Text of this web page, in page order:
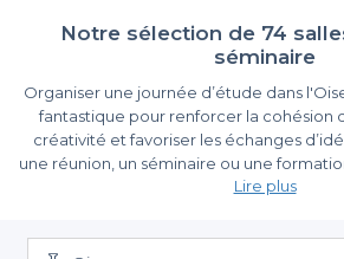
Notre sélection de 74
séminaire
Organiser une journée d’étude dans
fantastique pour renforcer la cohésion
créativité et favoriser les échanges
une réunion, un séminaire ou une
de travail est primordial. L'Oise, avec ses
pour accueillir votre événement dans
Un Processus de
Lire plus